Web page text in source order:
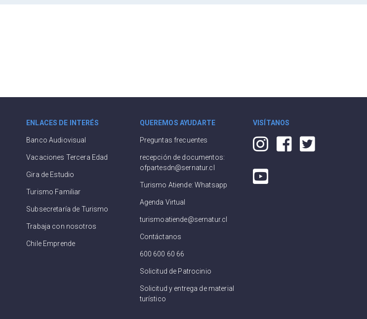
ENLACES DE INTERÉS
Banco Audiovisual
Vacaciones Tercera Edad
Gira de Estudio
Turismo Familiar
Subsecretaría de Turismo
Trabaja con nosotros
Chile Emprende
QUEREMOS AYUDARTE
Preguntas frecuentes
recepción de documentos:
ofpartesdn@sernatur.cl
Turismo Atiende: Whatsapp
Agenda Virtual
turismoatiende@sernatur.cl
Contáctanos
600 600 60 66
Solicitud de Patrocinio
Solicitud y entrega de material
turístico
VISÍTANOS